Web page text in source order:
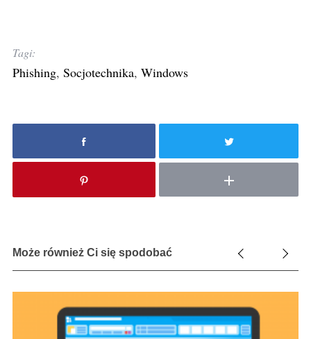
Tagi:
Phishing, Socjotechnika, Windows
Może również Ci się spodobać